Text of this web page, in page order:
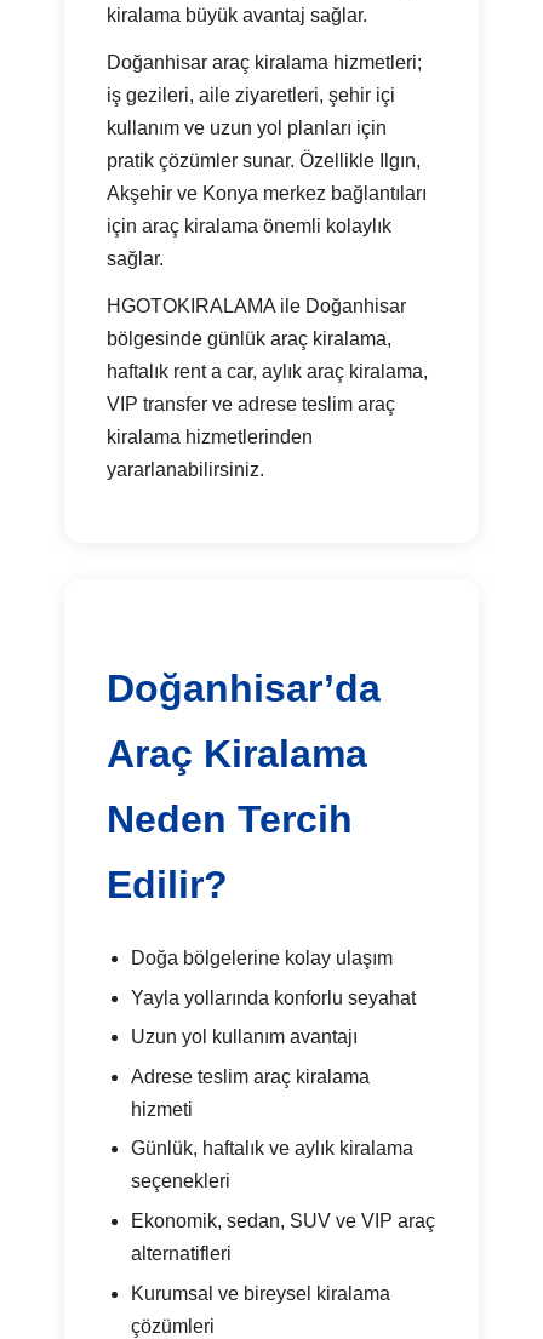
kiralama büyük avantaj sağlar.
Doğanhisar araç kiralama hizmetleri;
iş gezileri, aile ziyaretleri, şehir içi
kullanım ve uzun yol planları için
pratik çözümler sunar. Özellikle Ilgın,
Akşehir ve Konya merkez bağlantıları
için araç kiralama önemli kolaylık
sağlar.
HGOTOKIRALAMA ile Doğanhisar
bölgesinde günlük araç kiralama,
haftalık rent a car, aylık araç kiralama,
VIP transfer ve adrese teslim araç
kiralama hizmetlerinden
yararlanabilirsiniz.
Doğanhisar’da
Araç Kiralama
Neden Tercih
Edilir?
Doğa bölgelerine kolay ulaşım
Yayla yollarında konforlu seyahat
Uzun yol kullanım avantajı
Adrese teslim araç kiralama
hizmeti
Günlük, haftalık ve aylık kiralama
seçenekleri
Ekonomik, sedan, SUV ve VIP araç
alternatifleri
Kurumsal ve bireysel kiralama
çözümleri